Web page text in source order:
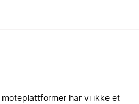
moteplattformer har vi ikke et